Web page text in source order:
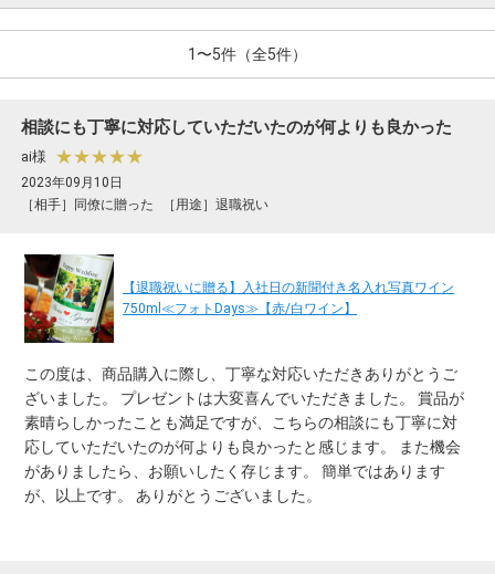
1〜5件（全5件）
相談にも丁寧に対応していただいたのが何よりも良かった
ai様 ★★★★★
2023年09月10日
［相手］同僚に贈った
［用途］退職祝い
【退職祝いに贈る】入社日の新聞付き名入れ写真ワイン
750ml≪フォトDays≫【赤/白ワイン】
この度は、商品購入に際し、丁寧な対応いただきありがとうご
ざいました。 プレゼントは大変喜んでいただきました。 賞品が
素晴らしかったことも満足ですが、こちらの相談にも丁寧に対
応していただいたのが何よりも良かったと感じます。 また機会
がありましたら、お願いしたく存じます。 簡単ではあります
が、以上です。 ありがとうございました。